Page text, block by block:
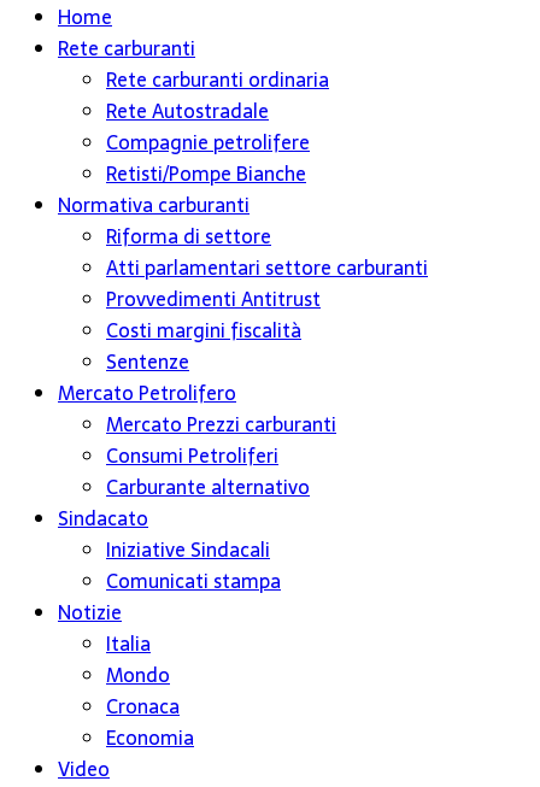
Home
Rete carburanti
Rete carburanti ordinaria
Rete Autostradale
Compagnie petrolifere
Retisti/Pompe Bianche
Normativa carburanti
Riforma di settore
Atti parlamentari settore carburanti
Provvedimenti Antitrust
Costi margini fiscalità
Sentenze
Mercato Petrolifero
Mercato Prezzi carburanti
Consumi Petroliferi
Carburante alternativo
Sindacato
Iniziative Sindacali
Comunicati stampa
Notizie
Italia
Mondo
Cronaca
Economia
Video